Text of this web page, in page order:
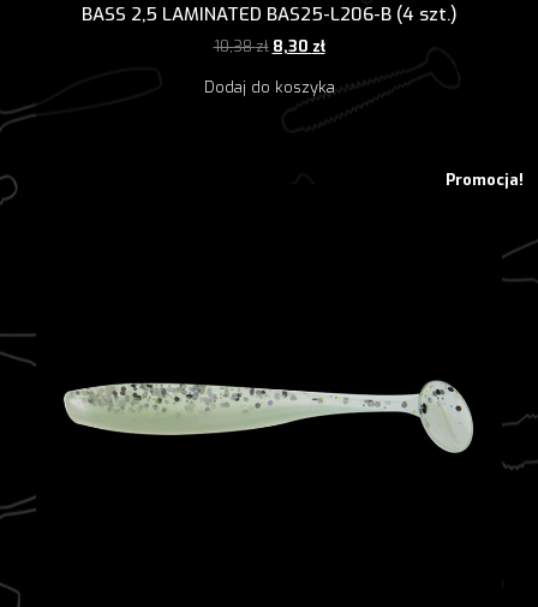
BASS 2,5 LAMINATED BAS25-L206-B (4 szt.)
10,38zł Pierwotna
wynosiła:
10,38 zł.
8,30 złAktualna
wynosi:
8,30 zł.
Dodaj do koszyka
Promocja!